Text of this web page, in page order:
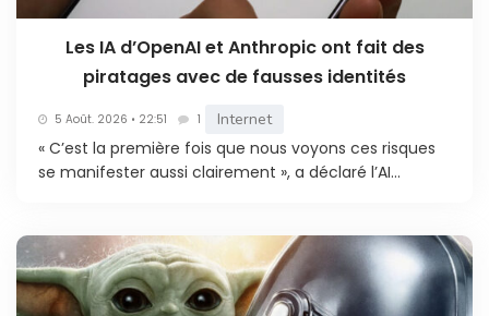
Les IA d’OpenAI et Anthropic ont fait des
piratages avec de fausses identités
5 Août. 2026 • 22:51 1 Internet
« C’est la première fois que nous voyons ces risques
se manifester aussi clairement », a déclaré l’AI...